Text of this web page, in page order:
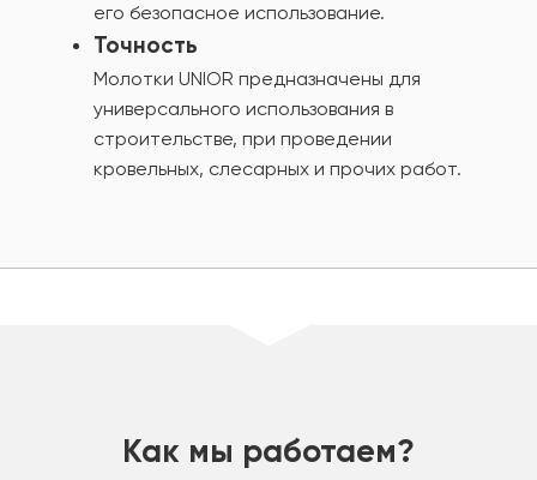
его безопасное использование.
Точность
Молотки UNIOR предназначены для
универсального использования в
строительстве, при проведении
кровельных, слесарных и прочих работ.
Как мы работаем?